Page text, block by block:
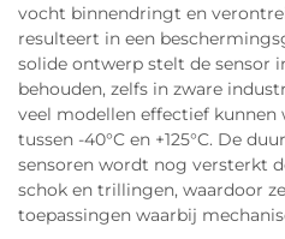
vocht binnendringt en
resulteert in een
solide ontwerp stelt de sensor
behouden, zelfs in zware
veel modellen effectief
tussen -40°C en +125°C. De
sensoren wordt nog versterkt
schok en trillingen, waardoor
toepassingen waarbij